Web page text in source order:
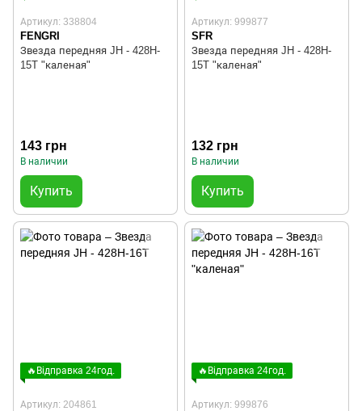
Артикул: 338804
FENGRI
Звезда передняя JH - 428H-
15T "каленая"
143 грн
В наличии
Купить
Артикул: 999877
SFR
Звезда передняя JH - 428H-
15T "каленая"
132 грн
В наличии
Купить
🔥Відправка 24год.
Артикул: 204861
🔥Відправка 24год.
Артикул: 999876